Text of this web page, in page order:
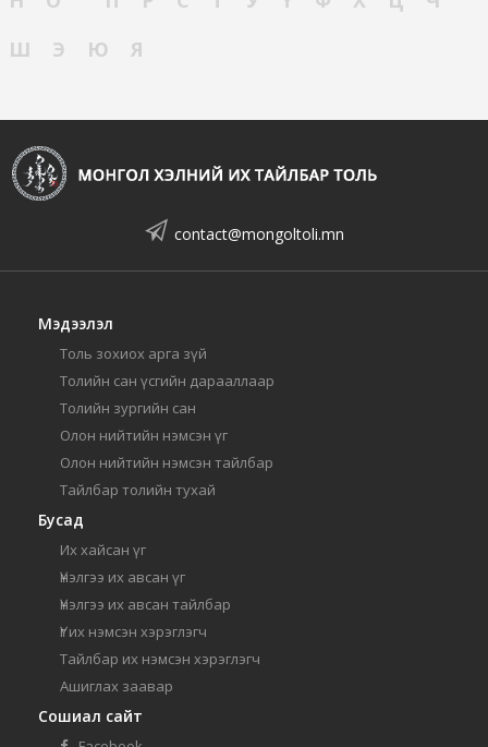
Ш
Э Ю Я
contact@mongoltoli.mn
Мэдээлэл
Толь зохиох арга зүй
Толийн сан үсгийн дарааллаар
Толийн зургийн сан
Олон нийтийн нэмсэн үг
Олон нийтийн нэмсэн тайлбар
Тайлбар толийн тухай
Бусад
Их хайсан үг
Үнэлгээ их авсан үг
Үнэлгээ их авсан тайлбар
Үг их нэмсэн хэрэглэгч
Тайлбар их нэмсэн хэрэглэгч
Ашиглах заавар
Сошиал сайт